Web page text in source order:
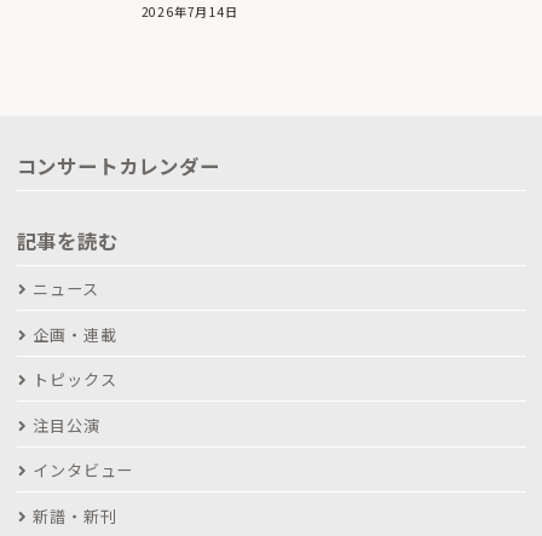
2026年7月14日
コンサートカレンダー
記事を読む
ニュース
企画・連載
トピックス
注目公演
インタビュー
新譜・新刊